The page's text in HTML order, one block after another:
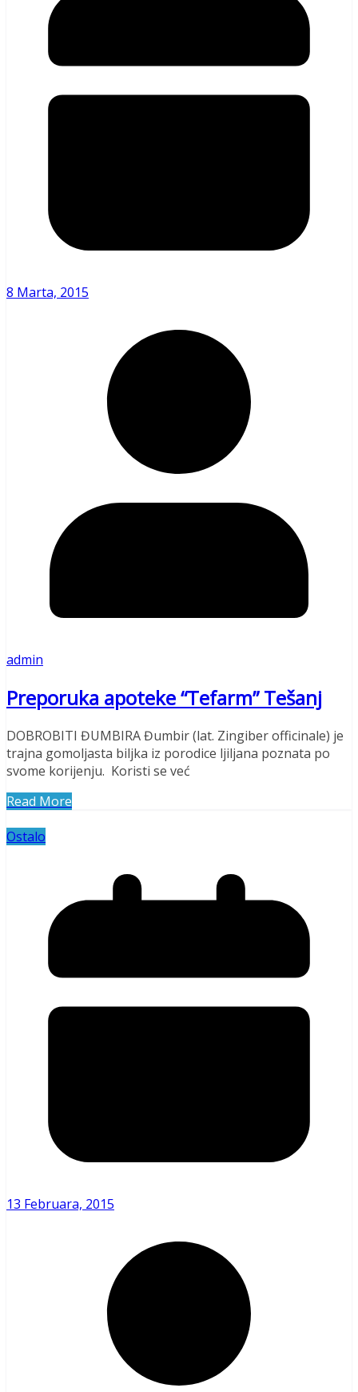
8 Marta, 2015
admin
Preporuka apoteke “Tefarm” Tešanj
DOBROBITI ĐUMBIRA Đumbir (lat. Zingiber officinale) je
trajna gomoljasta biljka iz porodice ljiljana poznata po
svome korijenju. Koristi se već
Read More
Ostalo
13 Februara, 2015